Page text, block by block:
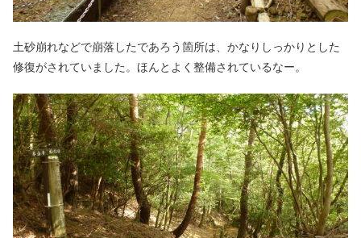
土砂崩れなどで崩落したであろう箇所は、かなりしっかりとした
修復がされていました。ほんとよく整備されているなー。